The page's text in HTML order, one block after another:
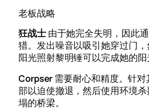
老板战略
狂战士由于她完全失明，因此
猎。发出噪音以吸引她穿过门
阳光照射黎明锤可以完成她的阳
Corpser需要耐心和精度。针
部以迫使撤退，然后使用环境
塌的桥梁。